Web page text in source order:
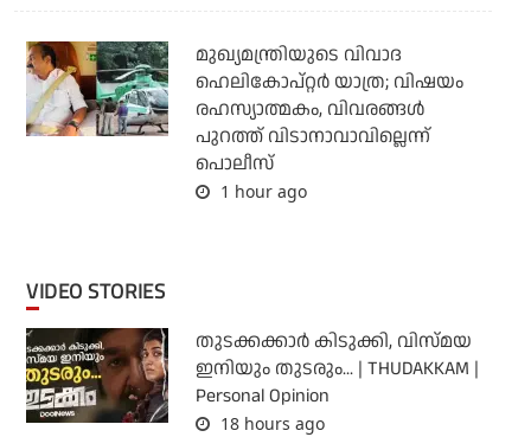
മുഖ്യമന്ത്രിയുടെ വിവാദ
ഹെലികോപ്റ്റര്‍ യാത്ര; വിഷയം
രഹസ്യാത്മകം, വിവരങ്ങള്‍
പുറത്ത് വിടാനാവാവില്ലെന്ന്
പൊലീസ്
1 hour ago
VIDEO STORIES
തുടക്കക്കാര്‍ കിടുക്കി, വിസ്മയ
ഇനിയും തുടരും... | THUDAKKAM |
Personal Opinion
18 hours ago